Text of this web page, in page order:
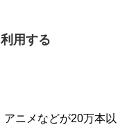
用する
ニメなどが20万本以